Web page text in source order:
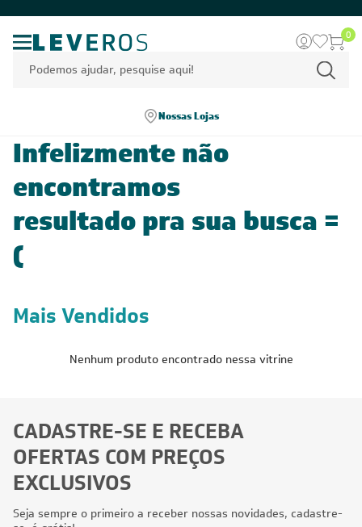
0
Nossas Lojas
Infelizmente não
encontramos
resultado pra sua busca =
(
Mais Vendidos
Nenhum produto encontrado nessa vitrine
CADASTRE-SE E RECEBA
OFERTAS COM PREÇOS
EXCLUSIVOS
Seja sempre o primeiro a receber nossas novidades, cadastre-